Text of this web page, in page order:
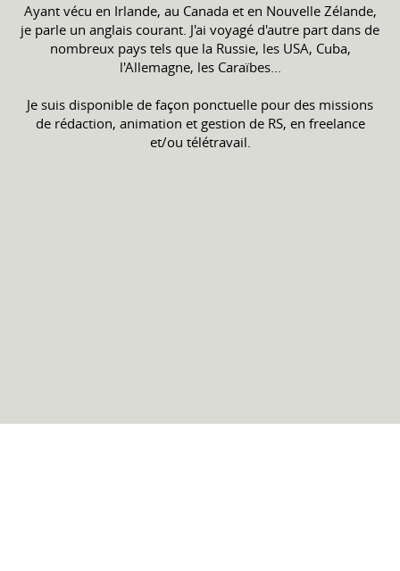
Ayant vécu en Irlande, au Canada et en Nouvelle Zélande,
je parle un anglais courant. J'ai voyagé d'autre part dans de
nombreux pays tels que la Russie, les USA, Cuba,
l'Allemagne, les Caraïbes...
Je suis disponible de façon ponctuelle pour des missions
de rédaction, animation et gestion de RS, en freelance
et/ou télétravail.